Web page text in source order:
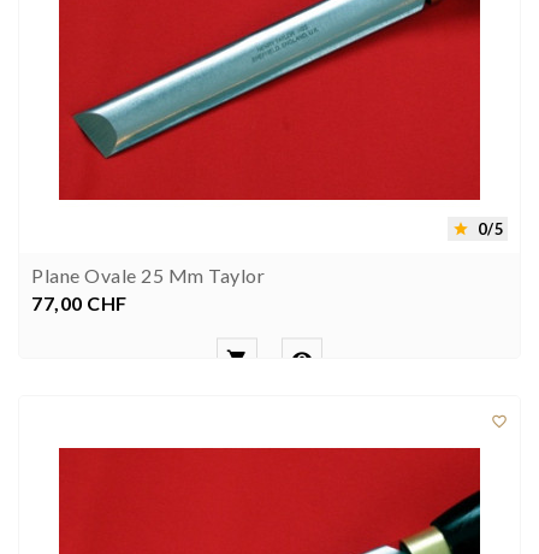
 0/5
Plane Ovale 25 Mm Taylor
Preis
77,00 CHF
 
